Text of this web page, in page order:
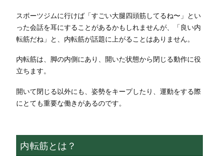
スポーツジムに行けば「すごい大腿四頭筋してるね〜」とい
った会話を耳にすることがあるかもしれませんが、「良い内
転筋だね」と、内転筋が話題に上がることはありません。
内転筋は、脚の内側にあり、開いた状態から閉じる動作に役
立ちます。
開いて閉じる以外にも、姿勢をキープしたり、運動をする際
にとても重要な働きがあるのです。
内転筋とは？